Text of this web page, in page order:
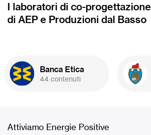
I laboratori di co-progettazione
di AEP e Produzioni dal Basso
Banca Etica
44 contenuti
Attiviamo Energie Positive